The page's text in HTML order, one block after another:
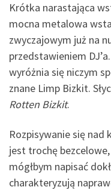
Krótka narastająca
mocna metalowa
zwyczajowym już na
przedstawieniem
wyróżnia się niczym
znane Limp Bizkit.
Rotten Bizkit.
Rozpisywanie się nad
jest trochę
mógłbym napisać
charakteryzują